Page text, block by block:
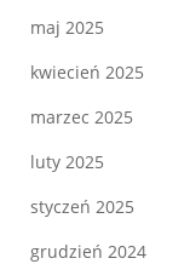
maj 2025
kwiecień 2025
marzec 2025
luty 2025
styczeń 2025
grudzień 2024